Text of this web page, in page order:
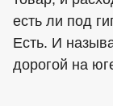
есть ли под
Есть. И
дорогой на